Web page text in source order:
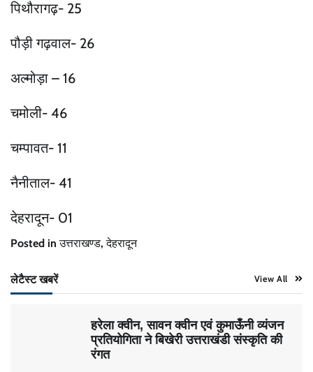
पिथौरागढ़- 25
पौड़ी गढ़वाल- 26
अल्मोड़ा – 16
चमोली- 46
चम्पावत- 11
नैनीताल- 41
देहरादून- 01
Posted inउत्तराखण्ड,देहरादून
लेटैस्ट खबरें View All
हरेला क्वीन, सावन क्वीन एवं कुमाऊँनी व्यंजन
प्रतियोगिता ने बिखेरी उत्तराखंडी संस्कृति की
रंगत